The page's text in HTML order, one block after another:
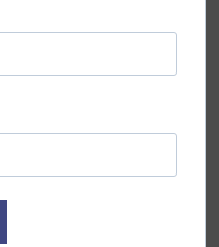
25 MARS 2020